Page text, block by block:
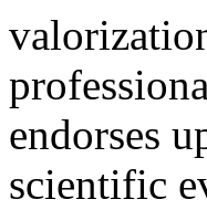
endorses
scientific